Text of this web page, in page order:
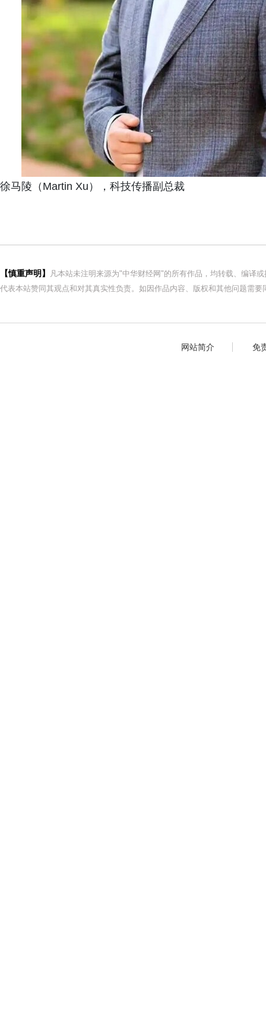
徐马陵（Martin Xu），科技传播副总裁
【慎重声明】
凡本站未注明来源为"中华财经网"的所有作品，均转载、编译
代表本站赞同其观点和对其真实性负责。如因作品内容、版权和其他问题需
网站简介 免